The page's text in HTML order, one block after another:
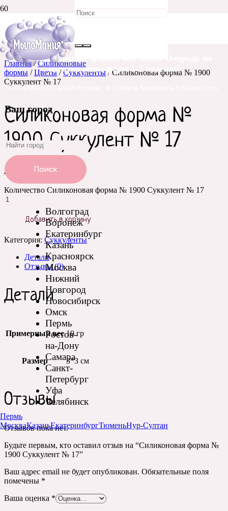
Все силиконовые формы под заказ. Очередь на
изготовление форм 1-2 недели!!
Отправка по всей России, а также в Беларусь и Казахстан
Ваш город
Поиск
Волгоград
Воронеж
Екатеринбург
Казань
Красноярск
Москва
Нижний
Новгород
Новосибирск
Омск
Пермь
Ростов-
на-Дону
Самара
Санкт-
Петербург
Уфа
Челябинск
Пермь
МоскваКазаньЕкатеринбургТюменьНур-Султан
Главная/Силиконовые
формы /Цветы /Суккуленты / Силиконовая форма № 1900
Суккулент № 17
Силиконовая форма №
1900 Суккулент № 17
490
Количество Силиконовая форма № 1900 Суккулент № 17
Добавить в корзину
Категория: Суккуленты
Детали
Отзывы (0)
Детали
Примерный вес 10 гр
Размер 3*3 см
Отзывы
Отзывов пока нет.
Будьте первым, кто оставил отзыв на “Силиконовая форма №
1900 Суккулент № 17”
Ваш адрес email не будет опубликован. Обязательные поля
помечены *
Ваша оценка *